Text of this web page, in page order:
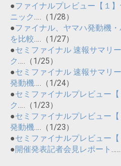
●ファイナルプレビュー【１
ニック
‥‥（1/28）
●ファイナル、ヤマハ発動機
を比較 ‥‥（1/27）
●セミファイナル 速報サマリ
ク
‥‥（1/25）
●セミファイナル 速報サマリ
発動機 ‥‥（1/24）
●セミファイナルプレビュー
ク
‥‥（1/23）
●セミファイナルプレビュー
発動機 ‥‥（1/23）
●セミファイナルプレビュー【
●開催発表記者会見レポート